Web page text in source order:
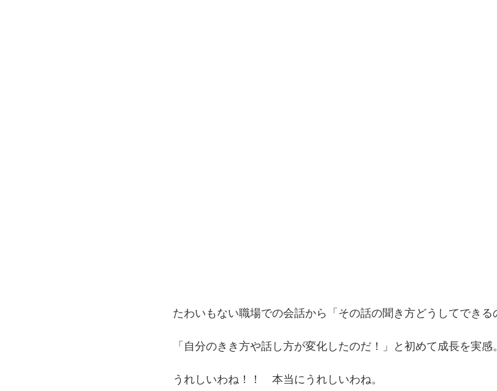
たわいもない職場での会話から「その話の聞き方どうしてできる
「自分のきき方や話し方が変化したのだ！」と初めて成長を実感。
うれしいわね！！　本当にうれしいわね。